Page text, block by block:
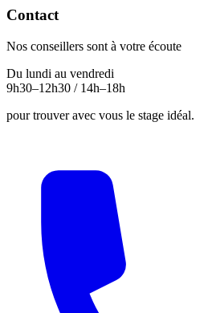
Contact
Nos conseillers sont à votre écoute
Du lundi au vendredi
9h30–12h30 / 14h–18h
pour trouver avec vous le stage idéal.